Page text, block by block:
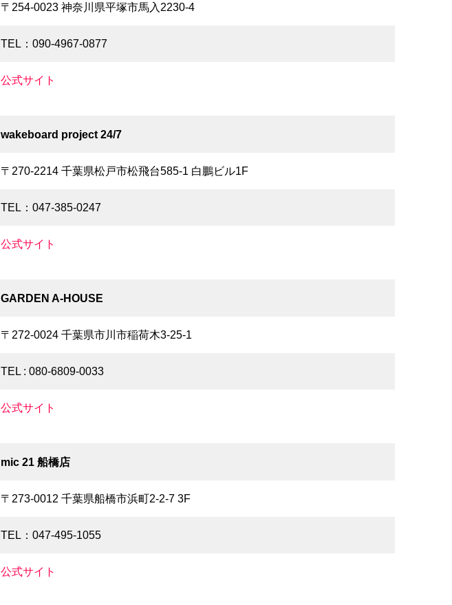
〒254-0023 神奈川県平塚市馬入2230-4
TEL：090-4967-0877
公式サイト
wakeboard project 24/7
〒270-2214 千葉県松戸市松飛台585-1 白鵬ビル1F
TEL：047-385-0247
公式サイト
GARDEN A-HOUSE
〒272-0024 千葉県市川市稲荷木3-25-1
TEL : 080-6809-0033
公式サイト
mic 21 船橋店
〒273-0012 千葉県船橋市浜町2-2-7 3F
TEL：047-495-1055
公式サイト